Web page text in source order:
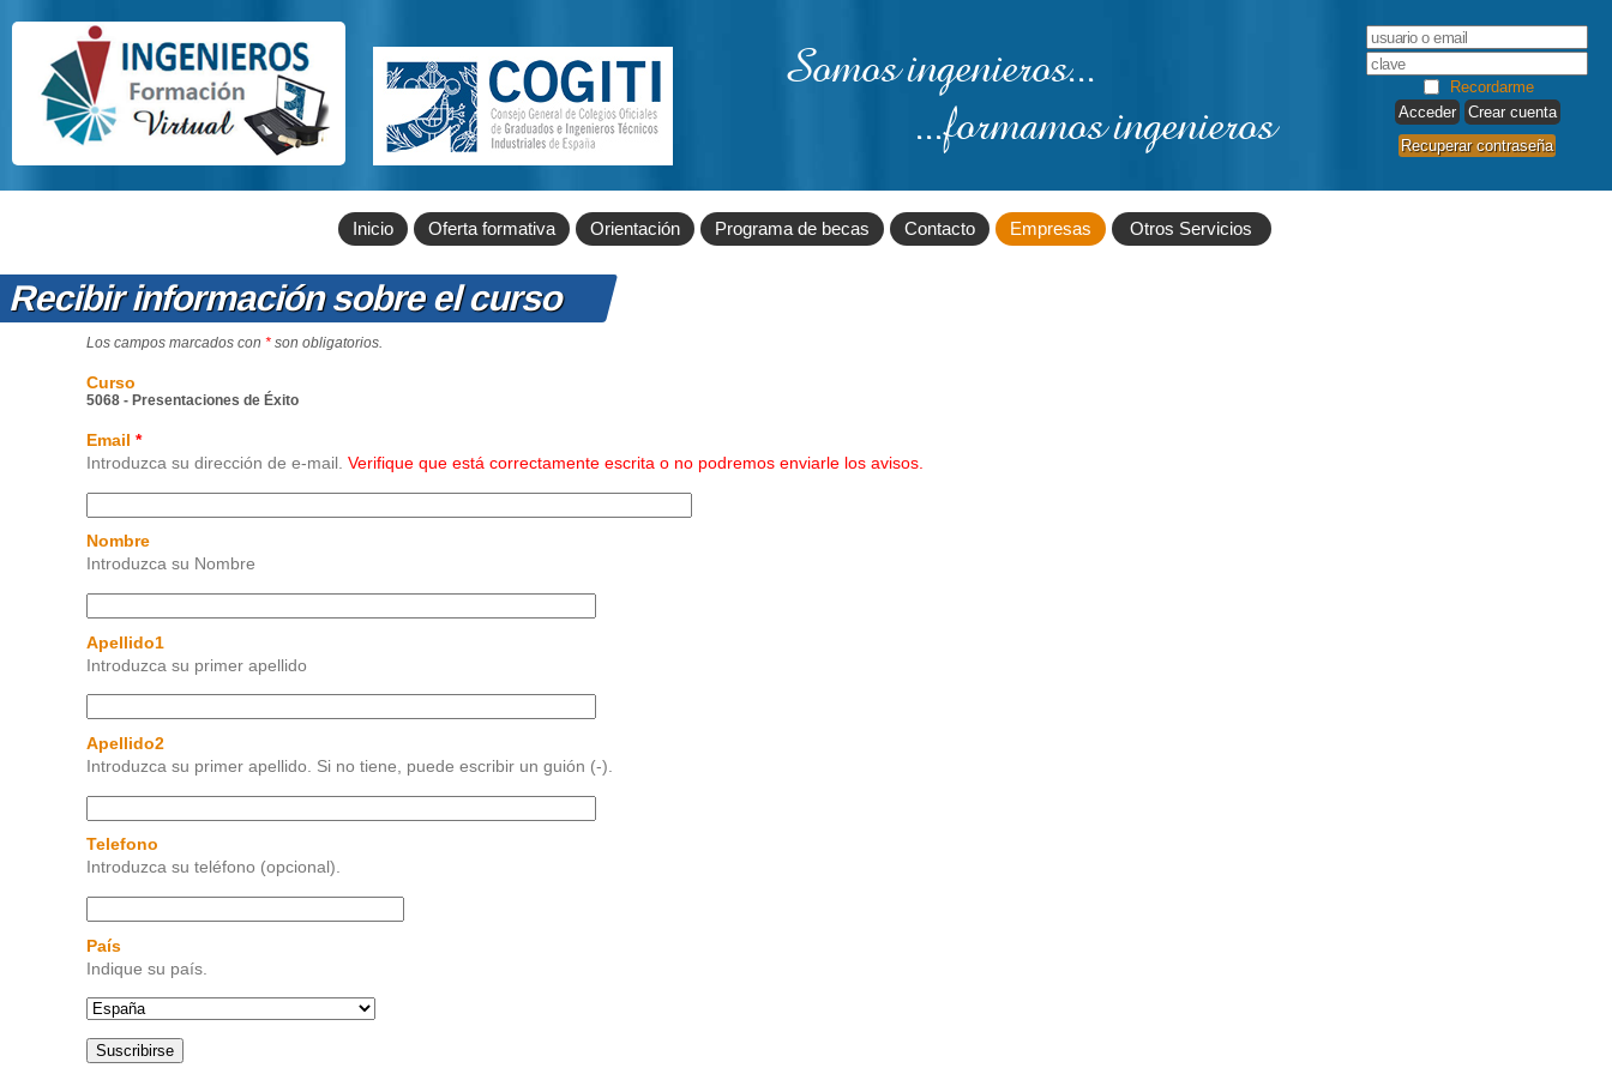
Somos ingenieros...
...formamos ingenieros
Recordarme
Crear cuenta
Recuperar contraseña
Inicio Oferta formativa Orientación Programa de becas Contacto Empresas Otros Servicios
Recibir información sobre el curso
Los campos marcados con * son obligatorios.
Curso
5068 - Presentaciones de Éxito
Email *
Introduzca su dirección de e-mail. Verifique que está correctamente escrita o no podremos enviarle los avisos.
Nombre
Introduzca su Nombre
Apellido1
Introduzca su primer apellido
Apellido2
Introduzca su primer apellido. Si no tiene, puede escribir un guión (-).
Telefono
Introduzca su teléfono (opcional).
País
Indique su país.